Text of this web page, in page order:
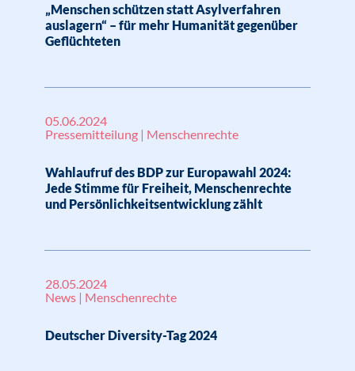
„Menschen schützen statt Asylverfahren
auslagern“ – für mehr Humanität gegenüber
Geflüchteten
05.06.2024
Pressemitteilung | Menschenrechte
Wahlaufruf des BDP zur Europawahl 2024:
Jede Stimme für Freiheit, Menschenrechte
und Persönlichkeitsentwicklung zählt
28.05.2024
News | Menschenrechte
Deutscher Diversity-Tag 2024